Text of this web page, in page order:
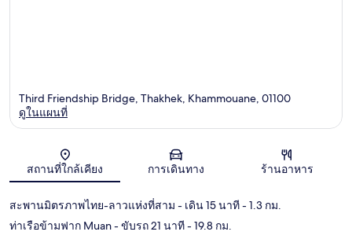
แผนที่
Third Friendship Bridge, Thakhek, Khammouane, 01100
ดูในแผนที่
สถานที่ใกล้เคียง การเดินทาง ร้านอาหาร
สะพานมิตรภาพไทย-ลาวแห่งที่สาม - เดิน 15 นาที- 1.3 กม.
ท่าเรือข้ามฟาก Muan- ขับรถ 21 นาที- 19.8 กม.